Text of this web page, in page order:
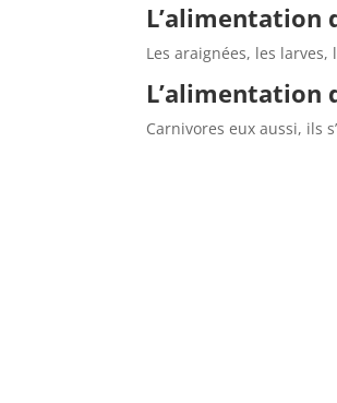
L’alimentation
Les araignées, les
L’alimentation
Carnivores eux aussi, ils